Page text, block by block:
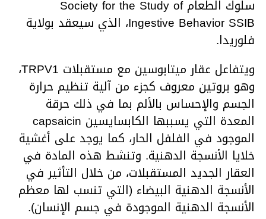
سلوك الطعام Society for the Study of
Ingestive Behavior SSIB، الذي سيعقد بولاية
فلوريدا.
ويتفاعل عقار ميتابوسين مع مستقبلات TRPV1،
وهو بروتين معروف كجزء من آلية تنظيم حرارة
الجسم والإحساس بالألم بما في ذلك حرقة
المعدة التي يسببها الكابسايسين capsaicin
الموجود في الفلفل الحار، كما يوجد على أغشية
خلايا الأنسجة الدهنية. وتنشط هذه المادة في
العقار الجديد المستقبلات، من خلال التأثير في
الأنسجة الدهنية البيضاء (التي تنسب لها معظم
الأنسجة الدهنية الموجودة في جسم الإنسان).